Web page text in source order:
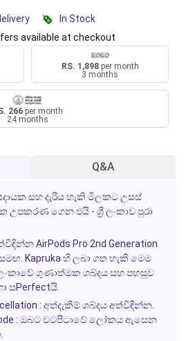
In Stock
available at checkout
RS. 1,898per month
3 months
266 per month
24 months
Q&A
සහ දැරිය හැකි මිලකට උසස්
ගෙන එයි - ශ්‍රී ලංකාව පුරා
AirPods Pro 2nd Generation
Kapruka හි ලබා ගත හැකි මෙම
ලංකාවේ ගුණාත්මක ශබ්දය සහ පහසුව
සPerfectයි.
: අත්දැකීම් ශබ්දය අත්විඳින්න.
: ඔබට වටපිටාවේ ලෝකය ඇසෙන